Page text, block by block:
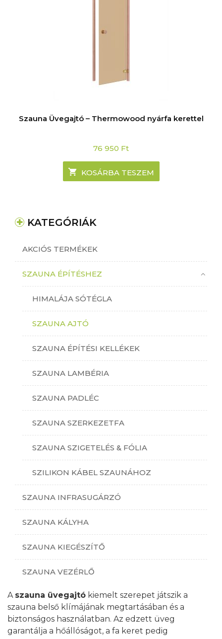
Szauna Üvegajtó – Thermowood nyárfa kerettel
76 950 Ft
KOSÁRBA TESZEM
KATEGÓRIÁK
AKCIÓS TERMÉKEK
SZAUNA ÉPÍTÉSHEZ
HIMALÁJA SÓTÉGLA
SZAUNA AJTÓ
SZAUNA ÉPÍTÉSI KELLÉKEK
SZAUNA LAMBÉRIA
SZAUNA PADLÉC
SZAUNA SZERKEZETFA
SZAUNA SZIGETELÉS & FÓLIA
SZILIKON KÁBEL SZAUNÁHOZ
SZAUNA INFRASUGÁRZÓ
SZAUNA KÁLYHA
SZAUNA KIEGÉSZÍTŐ
SZAUNA VEZÉRLŐ
A szauna üvegajtó kiemelt szerepet játszik a
szauna belső klímájának megtartásában és a
biztonságos használatban. Az edzett üveg
garantálja a hőállóságot, a fa keret pedig